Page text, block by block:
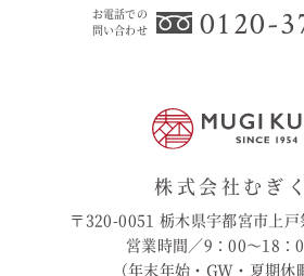
お電話での
問い合わせ
0120-
株式会社むぎ
〒320-0051 栃木県宇都宮市上
営業時間／9：00〜18
（年末年始・GW・夏期休